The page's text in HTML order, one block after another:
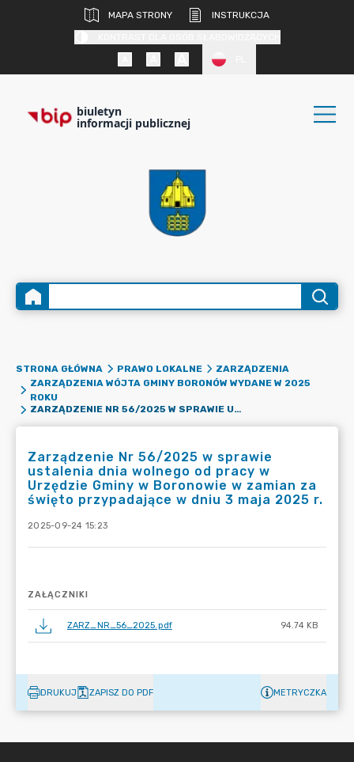
MAPA STRONY
INSTRUKCJA
biuletyn
informacji publicznej
STRONA GŁÓWNA PRAWO LOKALNE
ZARZĄDZENIA
ZARZĄDZENIA WÓJTA GMINY BORONÓW WYDANE W 2025
ROKU
ZARZĄDZENIE NR 56/2025 W SPRAWIE USTALENIA DNIA WOLNEGO OD PRACY W URZĘDZIE GMINY W BORONOWIE W ZAMIAN ZA ŚWIĘTO PRZYPADAJĄCE W DNIU 3 MAJA 2025 R.
Zarządzenie Nr 56/2025 w sprawie
ustalenia dnia wolnego od pracy w
Urzędzie Gminy w Boronowie w zamian za
święto przypadające w dniu 3 maja 2025 r.
2025-09-24 15:23
ZAŁĄCZNIKI
ZARZ_NR_56_2025.pdf 94.74 KB
DRUKUJ ZAPISZ DO PDF METRYCZKA